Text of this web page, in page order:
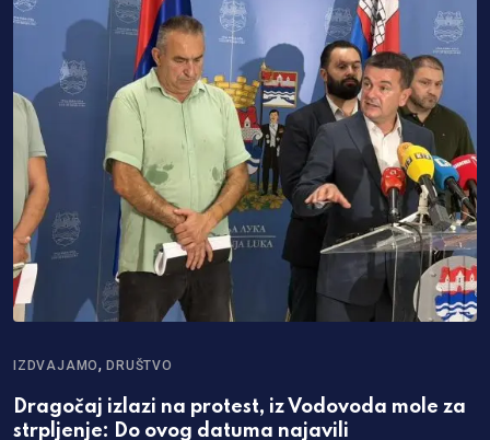
IZDVAJAMO,DRUŠTVO
Dragočaj izlazi na protest, iz Vodovoda mole za
strpljenje: Do ovog datuma najavili